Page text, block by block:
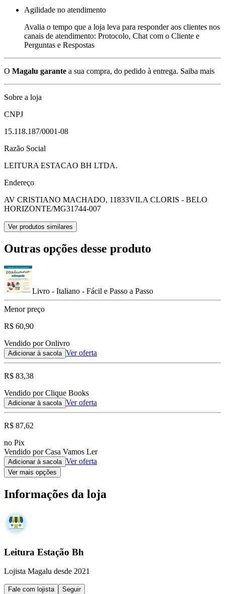
Agilidade no atendimento
Avalia o tempo que a loja leva para responder aos clientes nos
canais de atendimento: Protocolo, Chat com o Cliente e
Perguntas e Respostas
O Magalu garante a sua compra, do pedido à entrega. Saiba mais
Sobre a loja
CNPJ
15.118.187/0001-08
Razão Social
LEITURA ESTACAO BH LTDA.
Endereço
AV CRISTIANO MACHADO, 11833VILA CLORIS - BELO
HORIZONTE/MG31744-007
Ver produtos similares
Outras opções desse produto
Livro - Italiano - Fácil e Passo a Passo
Menor preço
R$ 60,90
Vendido por Onlivro
Adicionar à sacola Ver oferta
R$ 83,38
Vendido por Clique Books
Adicionar à sacola Ver oferta
R$ 87,62
no Pix
Vendido por Casa Vamos Ler
Adicionar à sacola Ver oferta
Ver mais opções
Informações da loja
Leitura Estação Bh
Lojista Magalu desde 2021
Fale com lojista Seguir